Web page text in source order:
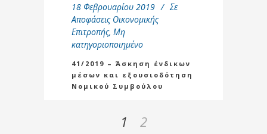
18 Φεβρουαρίου 2019
Σε
Αποφάσεις Οικονομικής
Επιτροπής, Μη
κατηγοριοποιημένο
41/2019 – Άσκηση ένδικων
μέσων και εξουσιοδότηση
Νομικού Συμβούλου
1 2